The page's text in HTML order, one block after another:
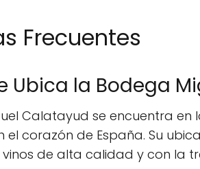
Frecuentes
Ubica la Bodega
Calatayud se encuentra
el corazón de España. Su
de alta calidad y con la